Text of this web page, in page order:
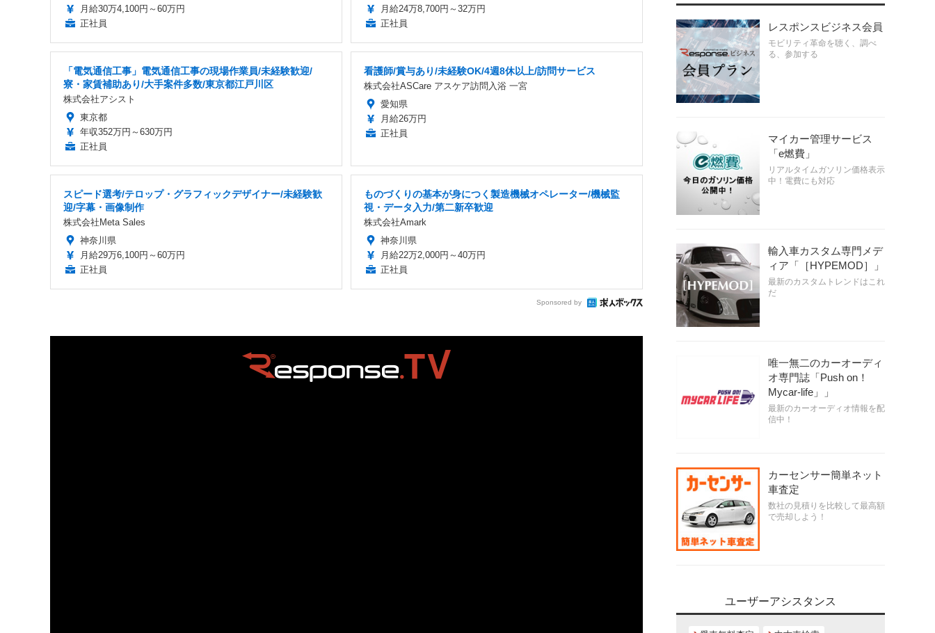
月給30万4,100円～60万円
正社員
月給24万8,700円～32万円
正社員
「電気通信工事」電気通信工事の現場作業員/未経験歓迎/
寮・家賃補助あり/大手案件多数/東京都江戸川区
株式会社アシスト
東京都
年収352万円～630万円
正社員
看護師/賞与あり/未経験OK/4週8休以上/訪問サービス
株式会社ASCare アスケア訪問入浴 一宮
愛知県
月給26万円
正社員
スピード選考/テロップ・グラフィックデザイナー/未経験歓
迎/字幕・画像制作
株式会社Meta Sales
神奈川県
月給29万6,100円～60万円
正社員
ものづくりの基本が身につく製造機械オペレーター/機械監
視・データ入力/第二新卒歓迎
株式会社Amark
神奈川県
月給22万2,000円～40万円
正社員
Sponsored by
レスポンスビジネス会員
モビリティ革命を聴く、調べ
る、参加する
マイカー管理サービス
「e燃費」
リアルタイムガソリン価格表示
中！電費にも対応
輸入車カスタム専門メデ
ィア「［HYPEMOD］」
最新のカスタムトレンドはこれ
だ
唯一無二のカーオーディ
オ専門誌「Push on！
Mycar-life」」
最新のカーオーディオ情報を配
信中！
カーセンサー簡単ネット
車査定
数社の見積りを比較して最高額
で売却しよう！
ユーザーアシスタンス